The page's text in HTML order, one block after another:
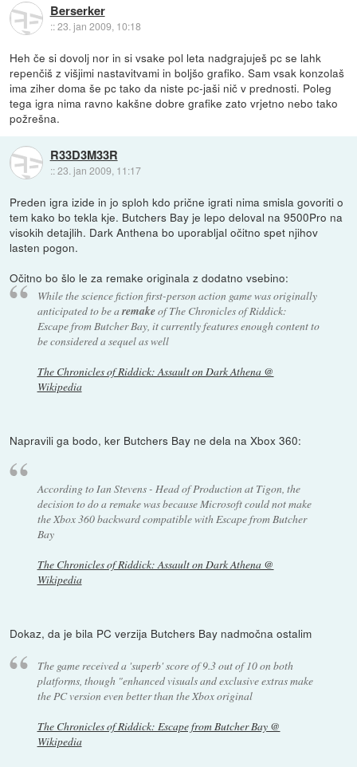
Berserker
::23. jan 2009, 10:18
Heh če si dovolj nor in si vsake pol leta nadgrajuješ pc se lahk
repenčiš z višjimi nastavitvami in boljšo grafiko. Sam vsak konzolaš
ima ziher doma še pc tako da niste pc-jaši nič v prednosti. Poleg
tega igra nima ravno kakšne dobre grafike zato vrjetno nebo tako
požrešna.
R33D3M33R
::23. jan 2009, 11:17
Preden igra izide in jo sploh kdo prične igrati nima smisla govoriti o
tem kako bo tekla kje. Butchers Bay je lepo deloval na 9500Pro na
visokih detajlih. Dark Anthena bo uporabljal očitno spet njihov
lasten pogon.
Očitno bo šlo le za remake originala z dodatno vsebino:
While the science fiction first-person action game was originally
anticipated to be aremakeof The Chronicles of Riddick:
Escape from Butcher Bay, it currently features enough content to
be considered a sequel as well
The Chronicles of Riddick: Assault on Dark Athena @
Wikipedia
Napravili ga bodo, ker Butchers Bay ne dela na Xbox 360:
According to Ian Stevens - Head of Production at Tigon, the
decision to do a remake was because Microsoft could not make
the Xbox 360 backward compatible with Escape from Butcher
Bay
The Chronicles of Riddick: Assault on Dark Athena @
Wikipedia
Dokaz, da je bila PC verzija Butchers Bay nadmočna ostalim
The game received a 'superb' score of 9.3 out of 10 on both
platforms, though "enhanced visuals and exclusive extras make
the PC version even better than the Xbox original
The Chronicles of Riddick: Escape from Butcher Bay @
Wikipedia